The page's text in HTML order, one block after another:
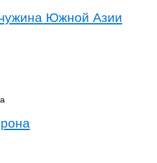
Южной Азии